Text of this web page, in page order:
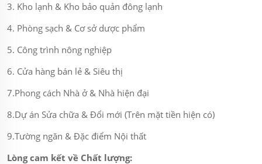
3. Kho lạnh & Kho bảo quản đông lạnh
4. Phòng sạch & Cơ sở dược phẩm
5. Công trình nông nghiệp
6. Cửa hàng bán lẻ & Siêu thị
7.Phong cách Nhà ở & Nhà hiện đại
8.Dự án Sửa chữa & Đổi mới (Trên mặt tiền hiện có)
9.Tường ngăn & Đặc điểm Nội thất
Lòng cam kết về Chất lượng: